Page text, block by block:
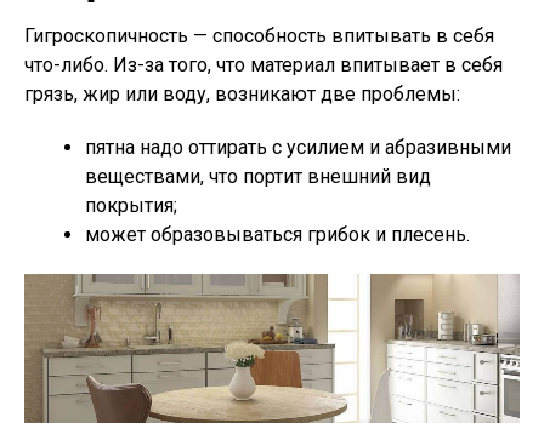
Гигроскопичность — способность впитывать в себя
что-либо. Из-за того, что материал впитывает в себя
грязь, жир или воду, возникают две проблемы:
пятна надо оттирать с усилием и абразивными
веществами, что портит внешний вид
покрытия;
может образовываться грибок и плесень.